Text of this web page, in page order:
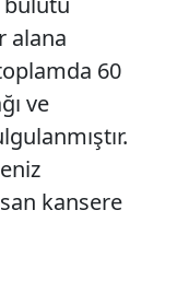
alana
60
ve
kansere